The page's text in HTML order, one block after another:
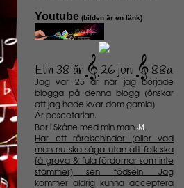
Youtube (bilden är en länk)
Elin 38 år𝄞26 juni𝄞88a
Jag var 25 år när jag började
blogga på denna blogg (önskar
att jag hade kvar dom gamla)
Är pescetarian.
Bor i Skåne med min man M.
Har ett rörelsehinder (eller vad
man nu ska säga utan att folk ska
få grova & fula fördomar som inte
stämmer) sen födseln. Jag
kommer aldrig kunna acceptera